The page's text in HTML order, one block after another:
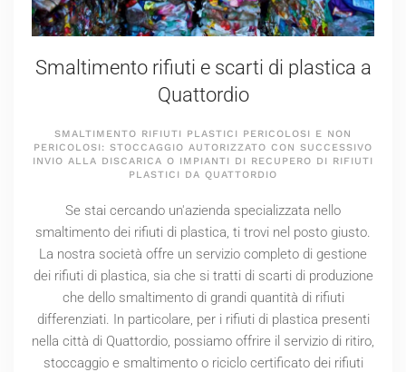
Smaltimento rifiuti e scarti di plastica a
Quattordio
SMALTIMENTO RIFIUTI PLASTICI PERICOLOSI E NON
PERICOLOSI: STOCCAGGIO AUTORIZZATO CON SUCCESSIVO
INVIO ALLA DISCARICA O IMPIANTI DI RECUPERO DI RIFIUTI
PLASTICI DA QUATTORDIO
Se stai cercando un'azienda specializzata nello
smaltimento dei rifiuti di plastica, ti trovi nel posto giusto.
La nostra società offre un servizio completo di gestione
dei rifiuti di plastica, sia che si tratti di scarti di produzione
che dello smaltimento di grandi quantità di rifiuti
differenziati. In particolare, per i rifiuti di plastica presenti
nella città di Quattordio, possiamo offrire il servizio di ritiro,
stoccaggio e smaltimento o riciclo certificato dei rifiuti